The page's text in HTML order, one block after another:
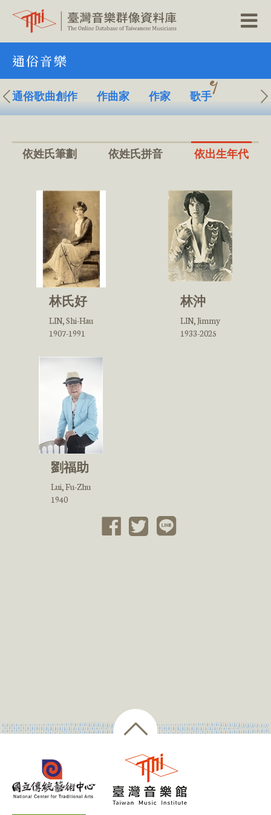
要
內
容
區
通俗音樂
通俗歌曲創作 作曲家 作家 歌手
依姓氏筆劃 依姓氏拼音 依出生年代
林氏好
LIN, Shi-Hau
1907-1991
林沖
LIN, Jimmy
1933-2025
劉福助
Lui, Fu-Zhu
1940